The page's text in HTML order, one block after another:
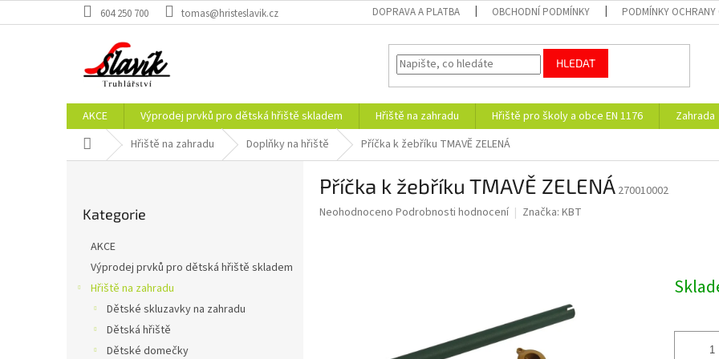
na
604 250 700 tomas@hristeslavik.cz DOPRAVA A PLATBA OBCHODNÍ PODMÍNKY PODMÍNKY OCHRANY
HLEDAT
AKCE Výprodej prvků pro dětská hřiště skladem Hřiště na zahradu Hřiště pro školy a obce EN 1176 Zahrada
Domů Hřiště na zahradu Doplňky na hřiště Příčka k žebříku TMAVĚ ZELENÁ
kategorie
Kategorie
AKCE
Výprodej prvků pro dětská hřiště skladem
Hřiště na zahradu
Dětské skluzavky na zahradu
Dětská hřiště
Dětské domečky
Příčka k žebříku TMAVĚ ZELENÁ 270010002
Průměrné
Neohodnoceno Podrobnosti hodnocení Značka: KBT